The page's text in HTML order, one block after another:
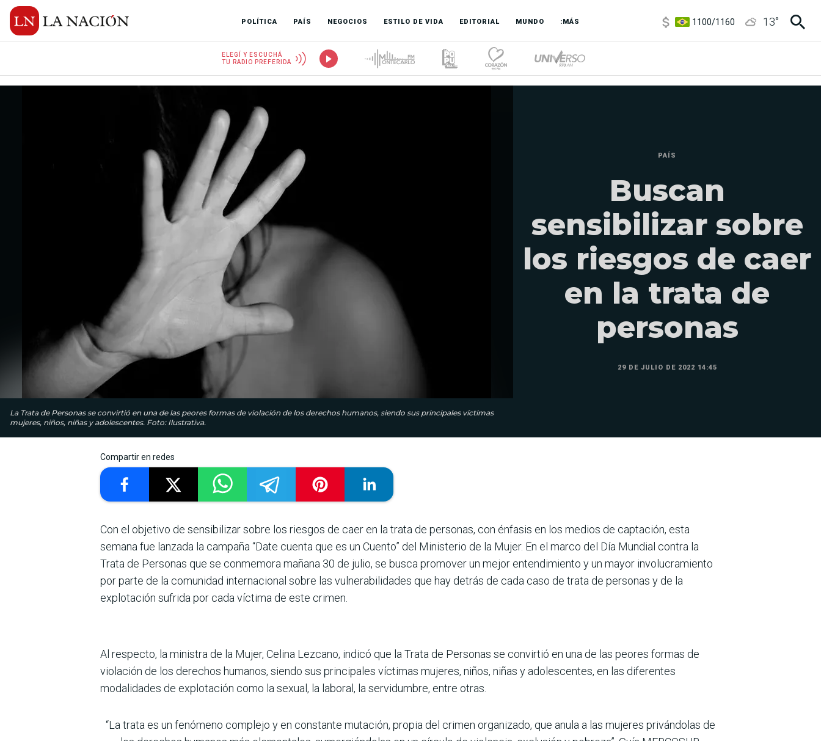
POLÍTICA PAÍS NEGOCIOS ESTILO DE VIDA EDITORIAL MUNDO :MÁS 13°
ELEGÍ Y ESCUCHÁ
TU RADIO PREFERIDA
La Trata de Personas se convirtió en una de las peores formas de violación de los derechos humanos, siendo sus principales víctimas
mujeres, niños, niñas y adolescentes. Foto: Ilustrativa.
PAÍS
Buscan
sensibilizar sobre
los riesgos de caer
en la trata de
personas
29 DE JULIO DE 2022 14:45
Compartir en redes
Con el objetivo de sensibilizar sobre los riesgos de caer en la trata de personas, con énfasis en los medios de captación, esta
semana fue lanzada la campaña “Date cuenta que es un Cuento” del Ministerio de la Mujer. En el marco del Día Mundial contra la
Trata de Personas que se conmemora mañana 30 de julio, se busca promover un mejor entendimiento y un mayor involucramiento
por parte de la comunidad internacional sobre las vulnerabilidades que hay detrás de cada caso de trata de personas y de la
explotación sufrida por cada víctima de este crimen.
Al respecto, la ministra de la Mujer, Celina Lezcano, indicó que la Trata de Personas se convirtió en una de las peores formas de
violación de los derechos humanos, siendo sus principales víctimas mujeres, niños, niñas y adolescentes, en las diferentes
modalidades de explotación como la sexual, la laboral, la servidumbre, entre otras.
“La trata es un fenómeno complejo y en constante mutación, propia del crimen organizado, que anula a las mujeres privándolas de